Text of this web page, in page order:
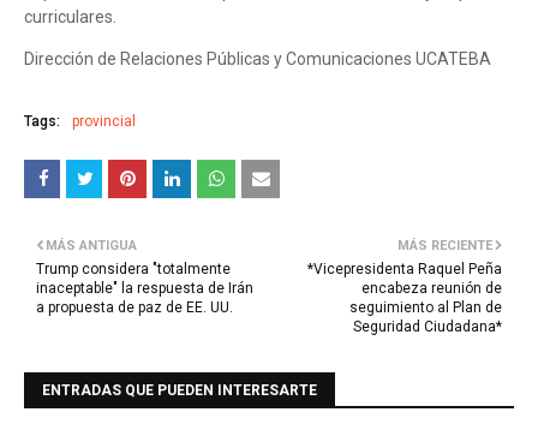
curriculares.
Dirección de Relaciones Públicas y Comunicaciones UCATEBA
Tags: provincial
MÁS RECIENTE
*Vicepresidenta Raquel Peña
encabeza reunión de
seguimiento al Plan de
Seguridad Ciudadana*
MÁS ANTIGUA
Trump considera "totalmente
inaceptable" la respuesta de Irán
a propuesta de paz de EE. UU.
ENTRADAS QUE PUEDEN INTERESARTE